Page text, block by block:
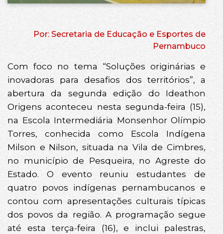
Por: Secretaria de Educação e Esportes de
Pernambuco
Com foco no tema “Soluções originárias e
inovadoras para desafios dos territórios”, a
abertura da segunda edição do Ideathon
Origens aconteceu nesta segunda-feira (15),
na Escola Intermediária Monsenhor Olímpio
Torres, conhecida como Escola Indígena
Milson e Nilson, situada na Vila de Cimbres,
no município de Pesqueira, no Agreste do
Estado. O evento reuniu estudantes de
quatro povos indígenas pernambucanos e
contou com apresentações culturais típicas
dos povos da região. A programação segue
até esta terça-feira (16), e inclui palestras,